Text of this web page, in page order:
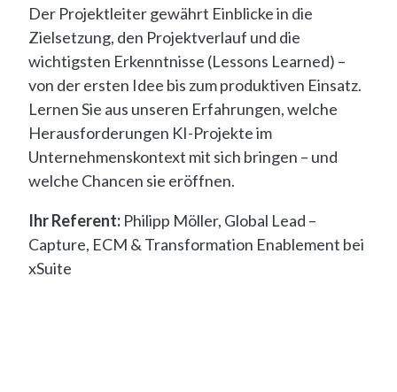
Der Projektleiter gewährt Einblicke in die
Zielsetzung, den Projektverlauf und die
wichtigsten Erkenntnisse (Lessons Learned) –
von der ersten Idee bis zum produktiven Einsatz.
Lernen Sie aus unseren Erfahrungen, welche
Herausforderungen KI-Projekte im
Unternehmenskontext mit sich bringen – und
welche Chancen sie eröffnen.
Ihr Referent: Philipp Möller, Global Lead –
Capture, ECM & Transformation Enablement bei
xSuite